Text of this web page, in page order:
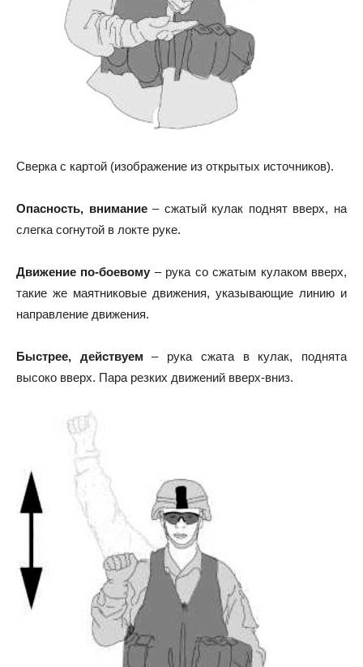
Сверка с картой (изображение из открытых источников).
Опасность, внимание– сжатый кулак поднят вверх, на
слегка согнутой в локте руке.
Движение по-боевому – рука со сжатым кулаком вверх,
такие же маятниковые движения, указывающие линию и
направление движения.
Быстрее, действуем – рука сжата в кулак, поднята
высоко вверх. Пара резких движений вверх-вниз.